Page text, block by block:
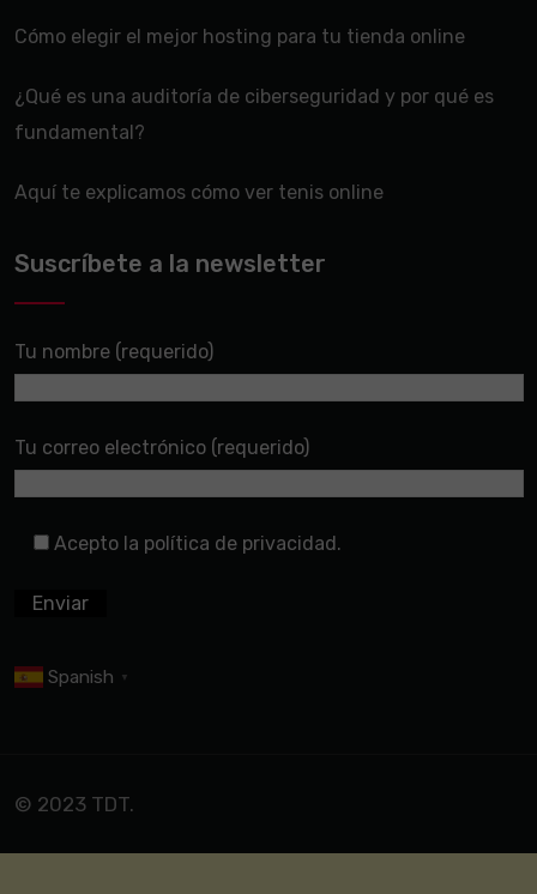
Cómo elegir el mejor hosting para tu tienda online
¿Qué es una auditoría de ciberseguridad y por qué es
fundamental?
Aquí te explicamos cómo ver tenis online
Suscríbete a la newsletter
Tu nombre (requerido)
Tu correo electrónico (requerido)
Acepto la política de privacidad.
Spanish ▼
© 2023 TDT.